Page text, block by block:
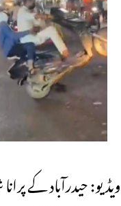
ویڈیو: حیدرآباد کے